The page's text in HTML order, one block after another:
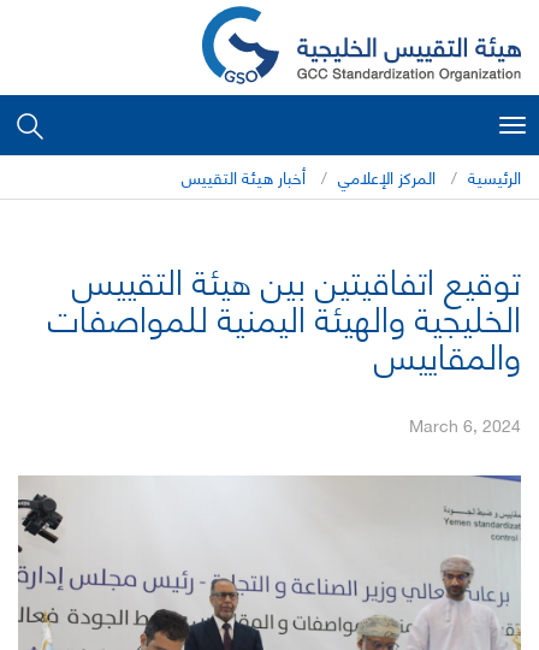
Toggle
navigation
الرئيسية المركز الإعلامي أخبار هيئة التقييس
توقيع اتفاقيتين بين هيئة التقييس
الخليجية والهيئة اليمنية للمواصفات
والمقاييس
March 6, 2024